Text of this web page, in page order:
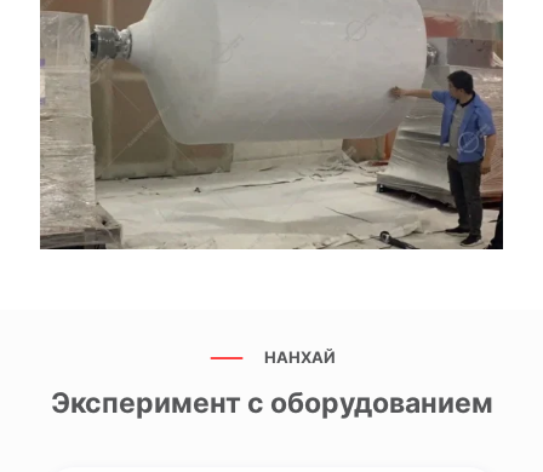
НАНХАЙ
Эксперимент с оборудованием